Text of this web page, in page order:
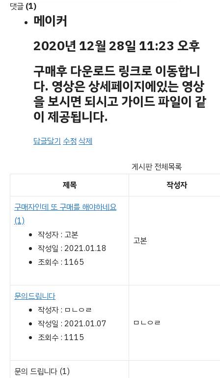
댓글 (1)
메이커
2020년 12월 28일 11:23 오후
구매후 다운로드 링크로 이동합니
다. 영상은 상세페이지에있는 영상
을 보시면 되시고 가이드 파일이 같
이 제공됩니다.
답글달기수정삭제
게시판 전체목록
제목
작성자
구매자인데 또 구매를 해야하네요
(1)
작성자 : 고본
작성일 : 2021.01.18
조회수 : 1165
고본
문의드립니다
작성자 : ㅁㄴㅇㄹ
작성일 : 2021.01.07
조회수 : 1115
ㅁㄴㅇㄹ
문의 드립니다 (1)